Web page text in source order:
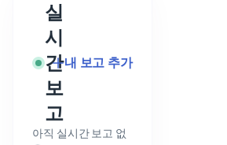
실
시
간
보
고
내 보고 추가
아직 실시간 보고 없